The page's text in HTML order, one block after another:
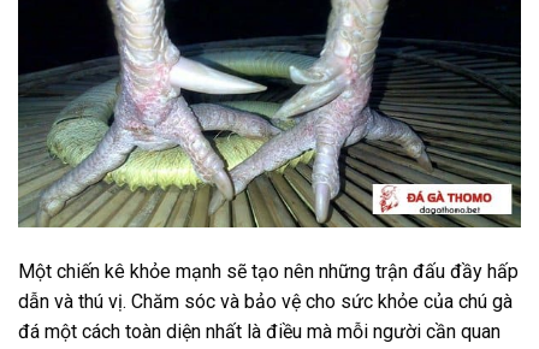
Một chiến kê khỏe mạnh sẽ tạo nên những trận đấu đầy hấp
dẫn và thú vị. Chăm sóc và bảo vệ cho sức khỏe của chú gà
đá một cách toàn diện nhất là điều mà mỗi người cần quan